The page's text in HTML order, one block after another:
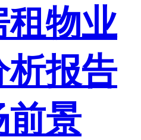
租物业
析报告
前景